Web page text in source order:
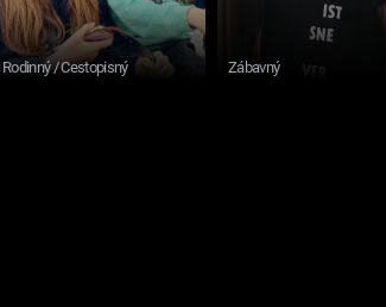
Rodinný / Cestopisný Zábavný